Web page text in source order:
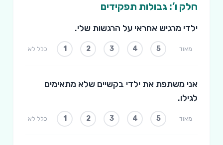
חלק ו’: גבולות תפקידים
ילדי מרגיש אחראי על הרגשות שלי.
כלל לא 1 2 3 4 5 מאוד
אני משתפת את ילדי בקשיים שלא מתאימים
לגילו.
כלל לא 1 2 3 4 5 מאוד